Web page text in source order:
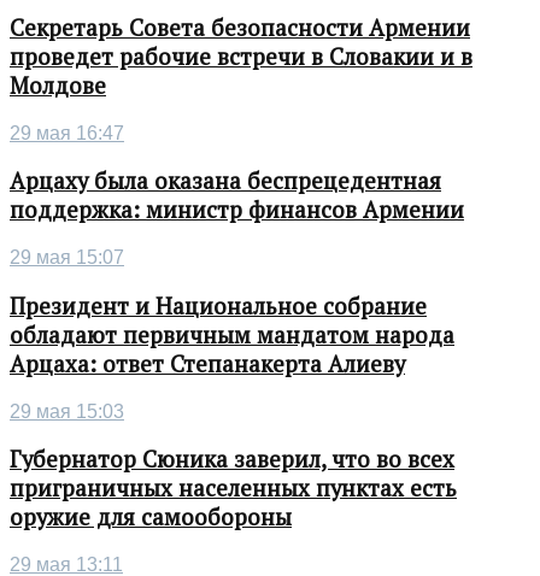
Секретарь Совета безопасности Армении
проведет рабочие встречи в Словакии и в
Молдове
29 мая 16:47
Арцаху была оказана беспрецедентная
поддержка: министр финансов Армении
29 мая 15:07
Президент и Национальное собрание
обладают первичным мандатом народа
Арцаха: ответ Степанакерта Алиеву
29 мая 15:03
Губернатор Сюника заверил, что во всех
приграничных населенных пунктах есть
оружие для самообороны
29 мая 13:11